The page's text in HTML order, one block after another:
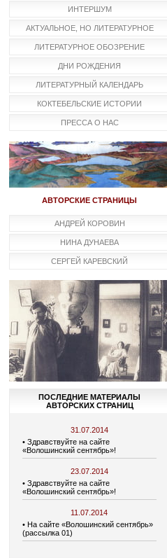
ИНТЕРШУМ
АКТУАЛЬНОЕ, НО ЛИТЕРАТУРНОЕ
ЛИТЕРАТУРНОЕ ОБОЗРЕНИЕ
ДНИ РОЖДЕНИЯ
ЛИТЕРАТУРНЫЙ КАЛЕНДАРЬ
КОКТЕБЕЛЬСКИЕ ИСТОРИИ
ПРЕССА О НАС
АВТОРСКИЕ СТРАНИЦЫ
АНДРЕЙ КОРОВИН
НИНА ДУНАЕВА
СЕРГЕЙ КАРЕВСКИЙ
ПОСЛЕДНИЕ МАТЕРИАЛЫ
АВТОРСКИХ СТРАНИЦ
31.07.2014
• Здравствуйте на сайте
«Волошинский сентябрь»!
23.07.2014
• Здравствуйте на сайте
«Волошинский сентябрь»!
11.07.2014
• На сайте «Волошинский сентябрь»
(рассылка 01)